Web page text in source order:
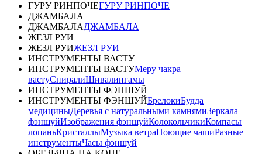
ГУРУ РИНПОЧЕГУРУ РИНПОЧЕ
ДЖАМБАЛА
ДЖАМБАЛАДЖАМБАЛА
ЖЕЗЛ РУИ
ЖЕЗЛ РУИЖЕЗЛ РУИ
ИНСТРУМЕНТЫ ВАСТУ
ИНСТРУМЕНТЫ ВАСТУМеру чакра
вастуСпиралиШивалингамы
ИНСТРУМЕНТЫ ФЭНШУЙ
ИНСТРУМЕНТЫ ФЭНШУЙБрелокиБудда
медициныДеревья с натуральными камнямиЗеркала
фэншуйИзображения фэншуйКолокольчикиКомпасы
лопаньКристаллыМузыка ветраПоющие чашиРазные
инструментыЧасы фэншуй